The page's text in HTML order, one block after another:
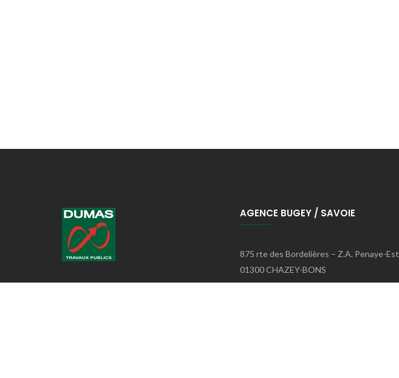
AGENCE BUGEY / SAVOIE
875 rte des Bordelières – Z.A. Penaye-Est
01300 CHAZEY-BONS
Téléphone: 04.79.81.10.44